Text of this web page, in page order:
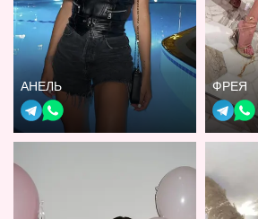
АНЕЛЬ ФРЕЯ